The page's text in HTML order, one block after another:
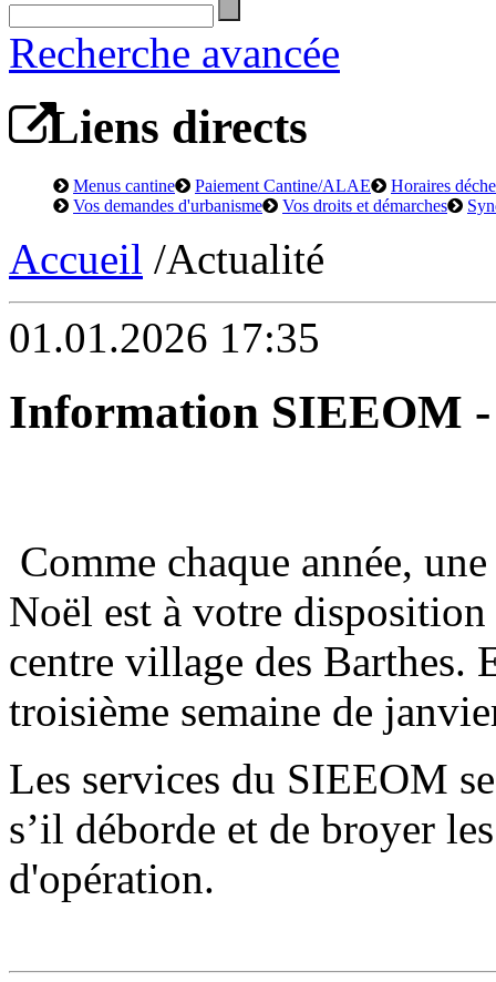
Recherche avancée
Liens directs
Menus cantine Paiement Cantine/ALAE
Horaires
Vos demandes d'urbanisme
Vos droits et démarches
Accueil /Actualité
01.01.2026 17:35
Information SIEEOM -
Comme chaque année,
Noël est à votre
centre village des Barthes.
troisième semaine de
Les services du SIEEOM
s’il déborde et de broyer
d'opération.